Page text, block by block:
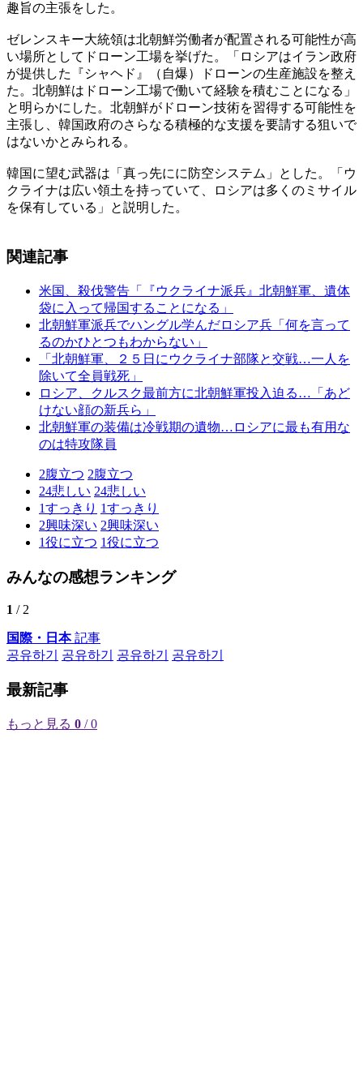
趣旨の主張をした。
ゼレンスキー大統領は北朝鮮労働者が配置される可能性が高
い場所としてドローン工場を挙げた。「ロシアはイラン政府
が提供した『シャヘド』（自爆）ドローンの生産施設を整え
た。北朝鮮はドローン工場で働いて経験を積むことになる」
と明らかにした。北朝鮮がドローン技術を習得する可能性を
主張し、韓国政府のさらなる積極的な支援を要請する狙いで
はないかとみられる。
韓国に望む武器は「真っ先にに防空システム」とした。「ウ
クライナは広い領土を持っていて、ロシアは多くのミサイル
を保有している」と説明した。
関連記事
米国、殺伐警告「『ウクライナ派兵』北朝鮮軍、遺体
袋に入って帰国することになる」
北朝鮮軍派兵でハングル学んだロシア兵「何を言って
るのかひとつもわからない」
「北朝鮮軍、２５日にウクライナ部隊と交戦…一人を
除いて全員戦死」
ロシア、クルスク最前方に北朝鮮軍投入迫る…「あど
けない顔の新兵ら」
北朝鮮軍の装備は冷戦期の遺物…ロシアに最も有用な
のは特攻隊員
2腹立つ 2腹立つ
24悲しい 24悲しい
1すっきり 1すっきり
2興味深い 2興味深い
1役に立つ 1役に立つ
みんなの感想ランキング
1 / 2
国際・日本記事
공유하기
공유하기 공유하기 공유하기
最新記事
もっと見る 0 / 0